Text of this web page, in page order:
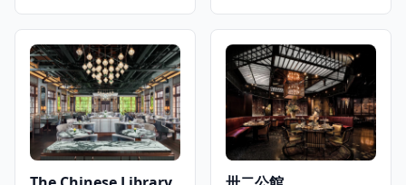
家餐廳提供英式與中式烹
飪傳統的獨特融合，招牌
菜包括香酥鴨跟薄餅、蝦
多士配甜辣醬、蜜汁排
骨，以及著名的1908BC魚
薯條配豌豆泥和咖喱醬。
餐廳位於上環賓咸街The
雞尾酒及素食選擇。餐廳
坐擁維多利亞港的壯麗景
色，為用餐體驗增添無與
倫比的視覺享受。南海一
號以傳統粵菜精髓為基
礎，結合現代烹飪技藝，
創造出既保留傳統風味又